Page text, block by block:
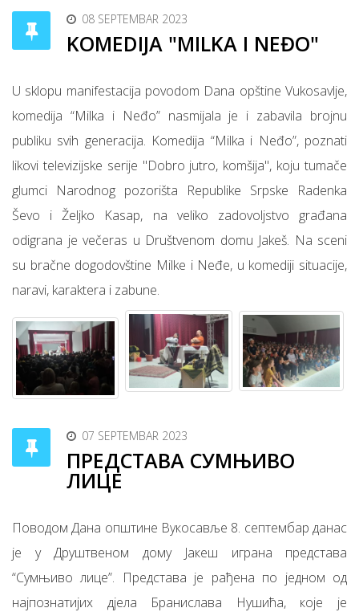
08 SEPTEMBAR 2023
KOMEDIJA "MILKA I NEĐO"
U sklopu manifestacija povodom Dana opštine Vukosavlje,
komedija “Milka i Neđo” nasmijala je i zabavila brojnu
publiku svih generacija. Komedija “Milka i Neđo”, poznati
likovi televizijske serije "Dobro jutro, komšija", koju tumače
glumci Narodnog pozorišta Republike Srpske Radenka
Ševo i Željko Kasap, na veliko zadovoljstvo građana
odigrana je večeras u Društvenom domu Jakeš. Na sceni
su bračne dogodovštine Milke i Neđe, u komediji situacije,
naravi, karaktera i zabune.
07 SEPTEMBAR 2023
ПРЕДСТАВА СУМЊИВО
ЛИЦЕ
Поводом Дана општине Вукосавље 8. септембар данас
је у Друштвеном дому Јакеш играна представа
“Сумњиво лице”. Представа је рађена по једном од
најпознатијих дјела Бранислава Нушића, које је